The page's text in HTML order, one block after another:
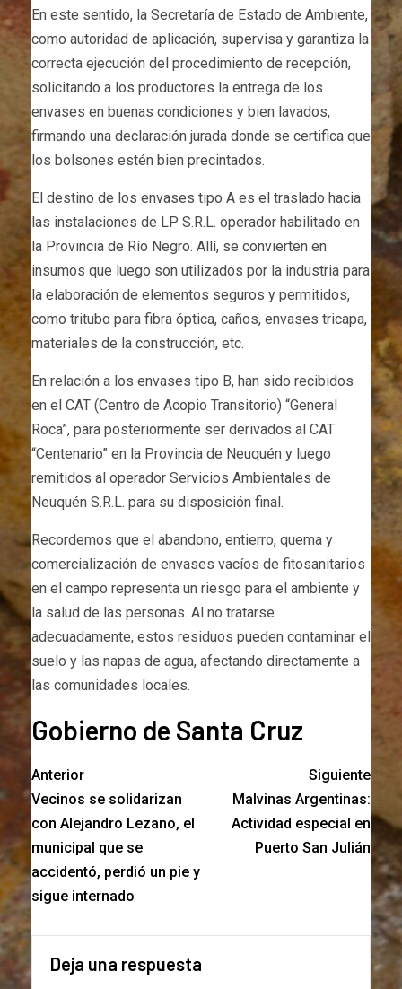
En este sentido, la Secretaría de Estado de Ambiente,
como autoridad de aplicación, supervisa y garantiza la
correcta ejecución del procedimiento de recepción,
solicitando a los productores la entrega de los
envases en buenas condiciones y bien lavados,
firmando una declaración jurada donde se certifica que
los bolsones estén bien precintados.
El destino de los envases tipo A es el traslado hacia
las instalaciones de LP S.R.L. operador habilitado en
la Provincia de Río Negro. Allí, se convierten en
insumos que luego son utilizados por la industria para
la elaboración de elementos seguros y permitidos,
como tritubo para fibra óptica, caños, envases tricapa,
materiales de la construcción, etc.
En relación a los envases tipo B, han sido recibidos
en el CAT (Centro de Acopio Transitorio) “General
Roca”, para posteriormente ser derivados al CAT
“Centenario” en la Provincia de Neuquén y luego
remitidos al operador Servicios Ambientales de
Neuquén S.R.L. para su disposición final.
Recordemos que el abandono, entierro, quema y
comercialización de envases vacíos de fitosanitarios
en el campo representa un riesgo para el ambiente y
la salud de las personas. Al no tratarse
adecuadamente, estos residuos pueden contaminar el
suelo y las napas de agua, afectando directamente a
las comunidades locales.
Gobierno de Santa Cruz
Anterior
Vecinos se solidarizan
con Alejandro Lezano, el
municipal que se
accidentó, perdió un pie y
sigue internado
Siguiente
Malvinas Argentinas:
Actividad especial en
Puerto San Julián
Deja una respuesta